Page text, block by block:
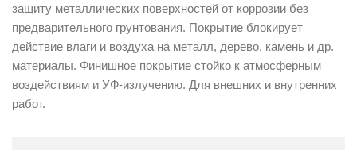
защиту металлических поверхностей от коррозии без
предварительного грунтования. Покрытие блокирует
действие влаги и воздуха на металл, дерево, камень и др.
материалы. Финишное покрытие стойко к атмосферным
воздействиям и УФ-излучению. Для внешних и внутренних
работ.